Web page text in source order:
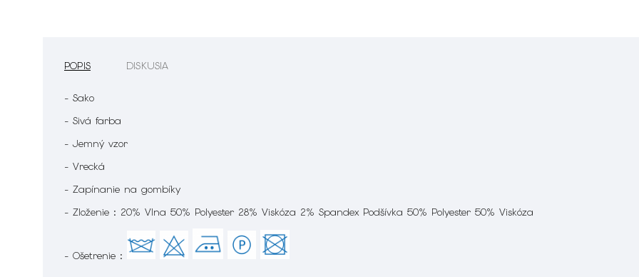
POPIS DISKUSIA
- Sako
- Sivá farba
- Jemný vzor
- Vrecká
- Zapínanie na gombíky
- Zloženie : 20% Vlna 50% Polyester 28% Viskóza 2% Spandex Podšívka 50% Polyester 50% Viskóza
- Ošetrenie :